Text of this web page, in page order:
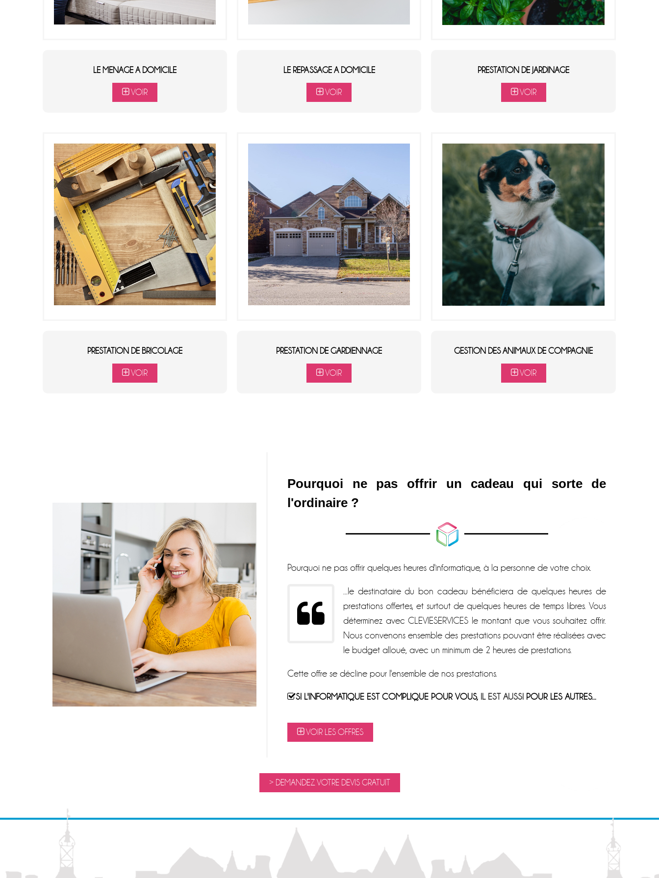
LE MENAGE A DOMICILE
VOIR
LE REPASSAGE A DOMICILE
VOIR
PRESTATION DE JARDINAGE
VOIR
PRESTATION DE BRICOLAGE
VOIR
PRESTATION DE GARDIENNAGE
VOIR
GESTION DES ANIMAUX DE COMPAGNIE
VOIR
Pourquoi ne pas offrir un cadeau qui sorte de
l'ordinaire ?
Pourquoi ne pas offrir quelques heures d'informatique, à la personne de votre choix.
...le destinataire du bon cadeau bénéficiera de quelques heures de
prestations offertes, et surtout de quelques heures de temps libres. Vous
déterminez avec CLEVIESERVICES le montant que vous souhaitez offrir.
Nous convenons ensemble des prestations pouvant être réalisées avec
le budget alloué, avec un minimum de 2 heures de prestations.
Cette offre se décline pour l'ensemble de nos prestations.
SI L'INFORMATIQUE EST COMPLIQUE POUR VOUS, IL EST AUSSI POUR LES AUTRES...
VOIR LES OFFRES
> DEMANDEZ VOTRE DEVIS GRATUIT